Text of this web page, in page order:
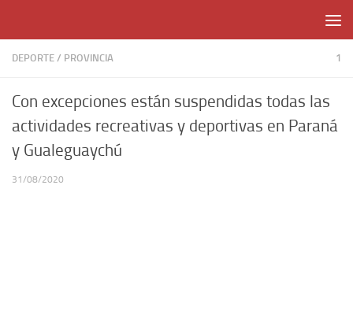
DEPORTE / PROVINCIA 1
Con excepciones están suspendidas todas las
actividades recreativas y deportivas en Paraná
y Gualeguaychú
31/08/2020